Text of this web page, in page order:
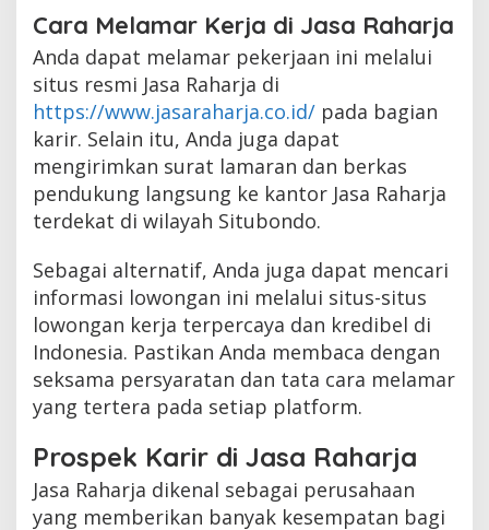
Cara Melamar Kerja di Jasa Raharja
Anda dapat melamar pekerjaan ini melalui
situs resmi Jasa Raharja di
https://www.jasaraharja.co.id/ pada bagian
karir. Selain itu, Anda juga dapat
mengirimkan surat lamaran dan berkas
pendukung langsung ke kantor Jasa Raharja
terdekat di wilayah Situbondo.
Sebagai alternatif, Anda juga dapat mencari
informasi lowongan ini melalui situs-situs
lowongan kerja terpercaya dan kredibel di
Indonesia. Pastikan Anda membaca dengan
seksama persyaratan dan tata cara melamar
yang tertera pada setiap platform.
Prospek Karir di Jasa Raharja
Jasa Raharja dikenal sebagai perusahaan
yang memberikan banyak kesempatan bagi